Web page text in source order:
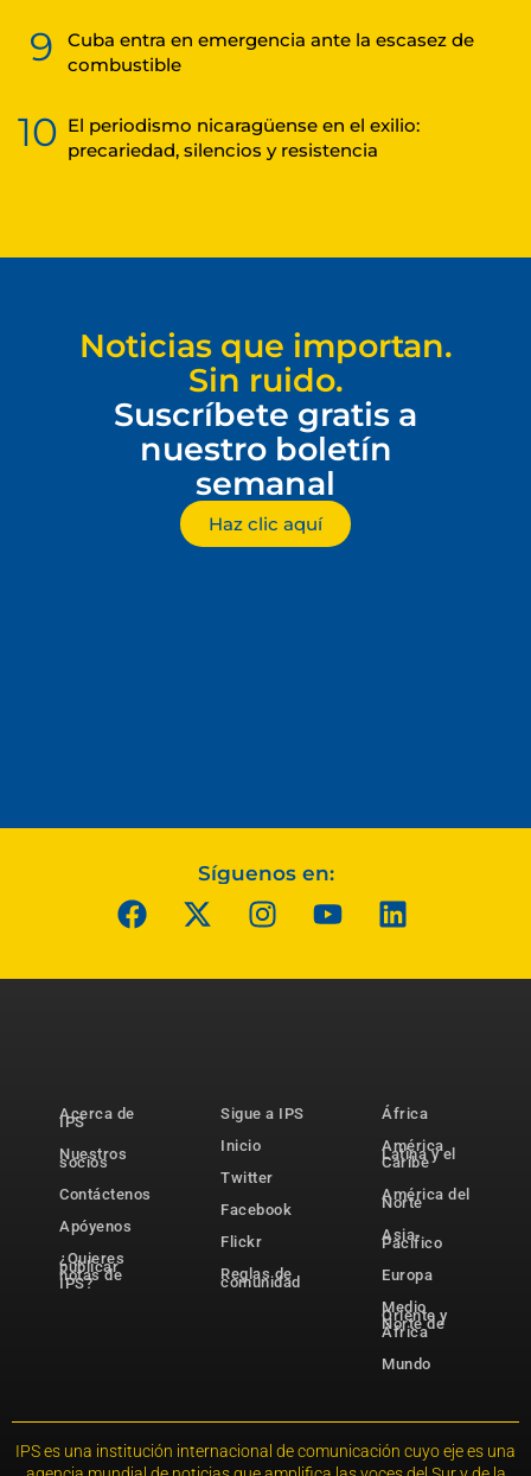
9
Cuba entra en emergencia ante la escasez de
combustible
10 El periodismo nicaragüense en el exilio:
precariedad, silencios y resistencia
Noticias que importan.
Sin ruido.
Suscríbete gratis a
nuestro boletín
semanal
Haz clic aquí
Síguenos en:
Acerca de
IPS
Nuestros
socios
Contáctenos
Apóyenos
¿Quieres
publicar
notas de
IPS?
Sigue a IPS
Inicio
Twitter
Facebook
Flickr
Reglas de
comunidad
África
América
Latina y el
Caribe
América del
Norte
Asia-
Pacífico
Europa
Medio
Oriente y
Norte de
África
Mundo
IPS es una institución internacional de comunicación cuyo eje es una